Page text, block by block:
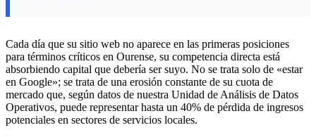
Cada día que su sitio web no aparece en las primeras posiciones
para términos críticos en Ourense, su competencia directa está
absorbiendo capital que debería ser suyo. No se trata solo de «estar
en Google»; se trata de una erosión constante de su cuota de
mercado que, según datos de nuestra Unidad de Análisis de Datos
Operativos, puede representar hasta un 40% de pérdida de ingresos
potenciales en sectores de servicios locales.